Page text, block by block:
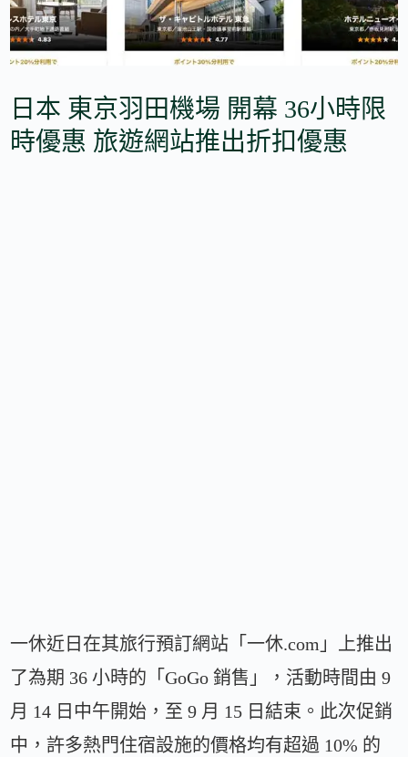
日本 東京羽田機場 開幕 36小時限
時優惠 旅遊網站推出折扣優惠
一休近日在其旅行預訂網站「一休.com」上推出
了為期 36 小時的「GoGo 銷售」，活動時間由 9
月 14 日中午開始，至 9 月 15 日結束。此次促銷
中，許多熱門住宿設施的價格均有超過 10% 的